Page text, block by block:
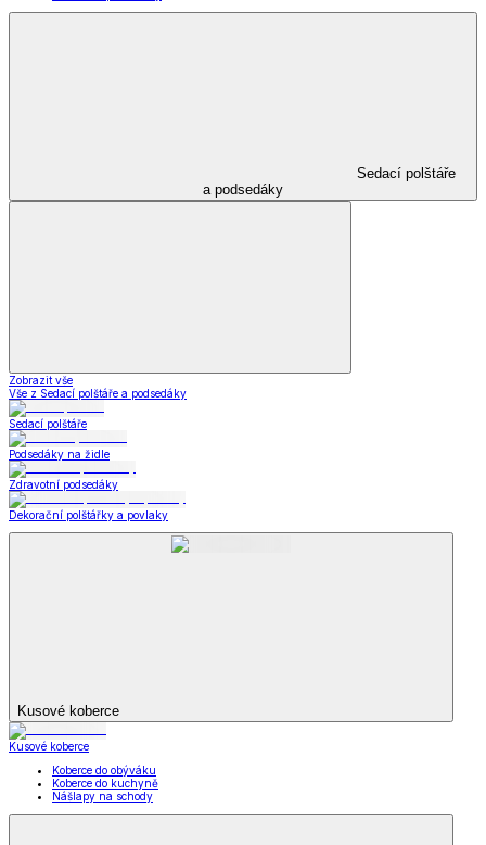
Sedací polštáře
a podsedáky
Zobrazit vše
Vše z Sedací polštáře a podsedáky
Sedací polštáře
Podsedáky na židle
Zdravotní podsedáky
Dekorační polštářky a povlaky
Kusové koberce
Kusové koberce
Koberce do obýváku
Koberce do kuchyně
Nášlapy na schody